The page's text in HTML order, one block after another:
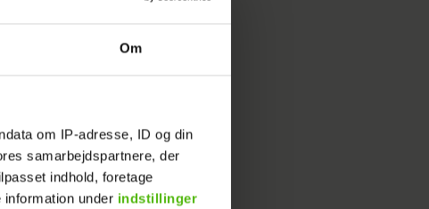
Om
om IP-adresse, ID og din
samarbejdspartnere, der
indhold, foretage
under indstillinger